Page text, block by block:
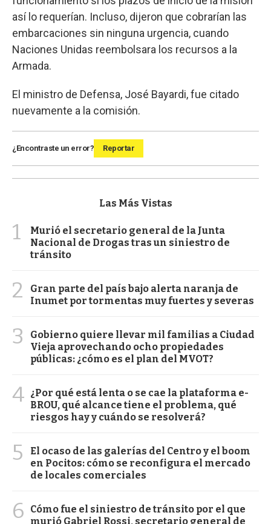
así lo requerían. Incluso, dijeron que cobrarían las
embarcaciones sin ninguna urgencia, cuando
Naciones Unidas reembolsara los recursos a la
Armada.
El ministro de Defensa, José Bayardi, fue citado
nuevamente a la comisión.
¿Encontraste un error? Reportar
Las Más Vistas
1
Murió el secretario general de la Junta
Nacional de Drogas tras un siniestro de
tránsito
2
Gran parte del país bajo alerta naranja de
Inumet por tormentas muy fuertes y severas
3
Gobierno quiere llevar mil familias a Ciudad
Vieja aprovechando ocho propiedades
públicas: ¿cómo es el plan del MVOT?
4 ¿Por qué está lenta o se cae la plataforma e-
BROU, qué alcance tiene el problema, qué
riesgos hay y cuándo se resolverá?
5
El ocaso de las galerías del Centro y el boom
en Pocitos: cómo se reconfigura el mercado
de locales comerciales
6
Cómo fue el siniestro de tránsito por el que
murió Gabriel Rossi, secretario general de